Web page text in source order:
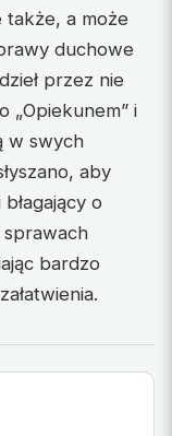
także, a może
duchowe
przez nie
„Opiekunem” i
w swych
aby
o
sprawach
bardzo